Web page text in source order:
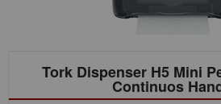
Tork Dispenser H5 Mini
Continuos